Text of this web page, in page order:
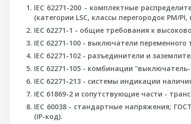
IEC 62271-200 - комплектные
(категории LSC, классы перегородок PM/
IEC 62271-1 - общие требования к
IEC 62271-100 - выключатели переменного
IEC 62271-102 - разъединители и
IEC 62271-105 - комбинации
IEC 62271-213 - системы индикации
IEC 61869-2 и сопутствующие части -
IEC 60038 - стандартные напряжения;
(IP-код).